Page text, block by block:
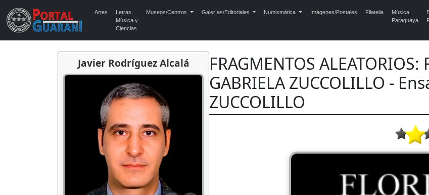
Artes
Letras,
Música y
Ciencias
Museos/Centros Galerías/Editoriales Numismática Imágenes/Postales Filatelia
Música
Paraguaya
Javier Rodríguez Alcalá
FRAGMENTOS ALEATORIOS:
GABRIELA ZUCCOLILLO -
ZUCCOLILLO